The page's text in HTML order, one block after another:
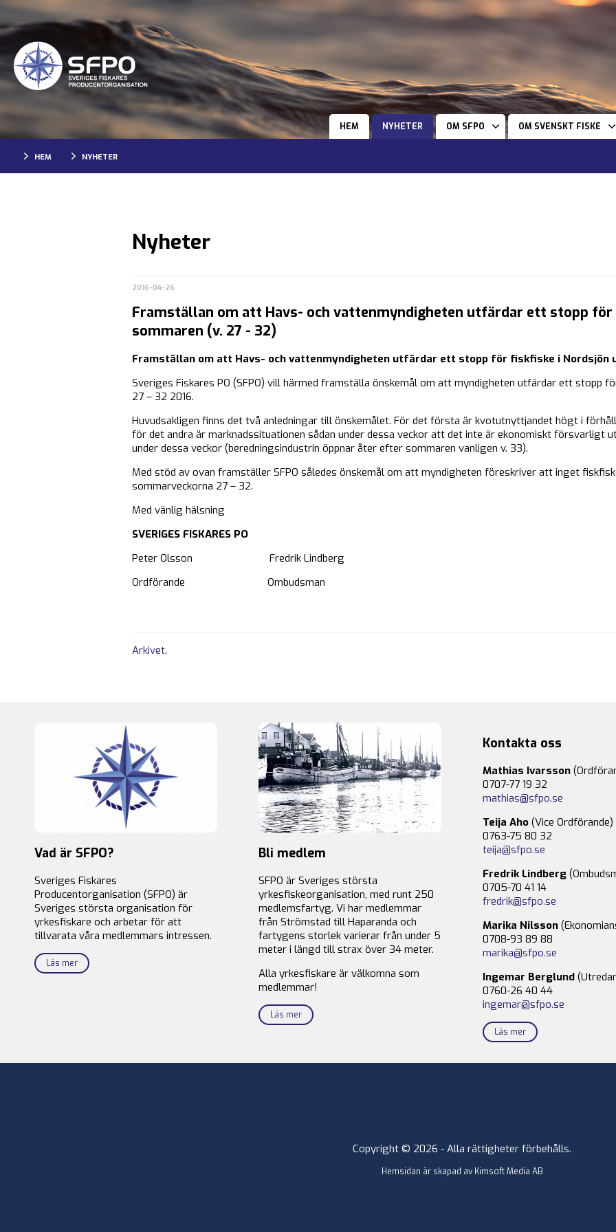
HEM NYHETER OM SFPO OM SVENSKT FISKE
HEM NYHETER
Nyheter
2016-04-26
Framställan om att Havs- och vattenmyndigheten utfärdar ett stopp för
sommaren (v. 27 - 32)
Framställan om att Havs- och vattenmyndigheten utfärdar ett stopp för fiskfiske i Nordsjön
Sveriges Fiskares PO (SFPO) vill härmed framställa önskemål om att myndigheten utfärdar ett stopp
27 – 32 2016.
Huvudsakligen finns det två anledningar till önskemålet. För det första är kvotutnyttjandet högt i
för det andra är marknadssituationen sådan under dessa veckor att det inte är ekonomiskt försvarligt
under dessa veckor (beredningsindustrin öppnar åter efter sommaren vanligen v. 33).
Med stöd av ovan framställer SFPO således önskemål om att myndigheten föreskriver att inget
sommarveckorna 27 – 32.
Med vänlig hälsning
SVERIGES FISKARES PO
Peter Olsson Fredrik Lindberg
Ordförande Ombudsman
Arkivet.
Vad är SFPO?
Sveriges Fiskares
Producentorganisation (SFPO) är
Sveriges största organisation för
yrkesfiskare och arbetar för att
tillvarata våra medlemmars intressen.
Läs mer
Bli medlem
SFPO är Sveriges största
yrkesfiskeorganisation, med runt 250
medlemsfartyg. Vi har medlemmar
från Strömstad till Haparanda och
fartygens storlek varierar från under 5
meter i längd till strax över 34 meter.
Alla yrkesfiskare är välkomna som
medlemmar!
Läs mer
Kontakta oss
Mathias Ivarsson
0707-77 19 32
mathias@sfpo.se
Teija Aho (Vice Ordförande)
0763-75 80 32
teija@sfpo.se
Fredrik Lindberg
0705-70 41 14
fredrik@sfpo.se
Marika Nilsson
0708-93 89 88
marika@sfpo.se
Ingemar Berglund
0760-26 40 44
ingemar@sfpo.se
Läs mer
Copyright © 2026 - Alla rättigheter förbehålls.
Hemsidan är skapad av Kimsoft Media AB